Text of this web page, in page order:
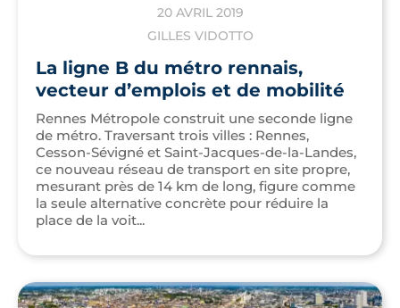
20 AVRIL 2019
GILLES VIDOTTO
La ligne B du métro rennais,
vecteur d’emplois et de mobilité
Rennes Métropole construit une seconde ligne
de métro. Traversant trois villes : Rennes,
Cesson-Sévigné et Saint-Jacques-de-la-Landes,
ce nouveau réseau de transport en site propre,
mesurant près de 14 km de long, figure comme
la seule alternative concrète pour réduire la
place de la voit...